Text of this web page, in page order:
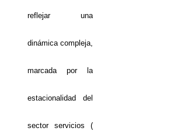
reflejar una
dinámica compleja,
marcada por la
estacionalidad del
sector servicios (